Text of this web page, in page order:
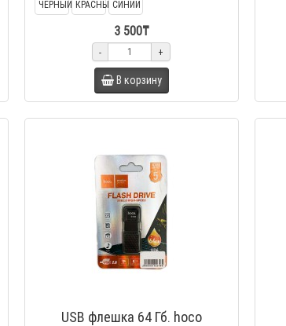
3 500₸
- +
В корзину
USB флешка 64 Гб. hoco